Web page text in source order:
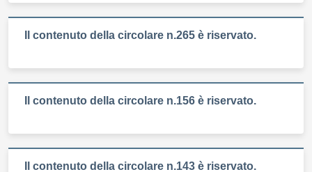
Il contenuto della circolare n.265 è riservato.
Il contenuto della circolare n.156 è riservato.
Il contenuto della circolare n.143 è riservato.